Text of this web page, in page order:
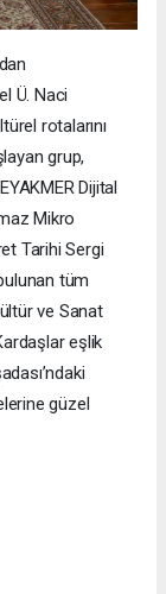
Ü. Naci
rotalarını
grup,
Dijital
Mikro
Tarihi Sergi
tüm
ve Sanat
eşlik
güzel